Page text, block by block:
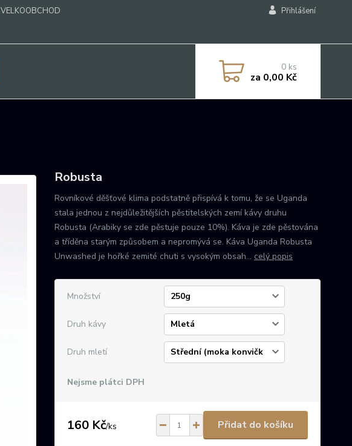
VELKOOBCHOD
Přihlášení
0 ks
za 0,00 Kč
Robusta
Rovníkové děšťové klima podstatně přispívá k tomu, že se Uganda
stala jednou z nejdůležitějších pěstitelských zemí kávy druhu
Robusta (Arabiky se zde pěstuje pouze 10%). Káva je zde pěstována
a tříděna starým způsobem a nepromývá se. Káva Uganda Robusta
Unwashed je hořké zemité chuti s vysokým obsah... celý popis
Množství
Druh kávy
Druh mletí
Nejsme plátci DPH
160 Kč/ks Přidat do košíku